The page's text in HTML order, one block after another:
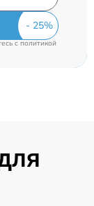
cполитикой